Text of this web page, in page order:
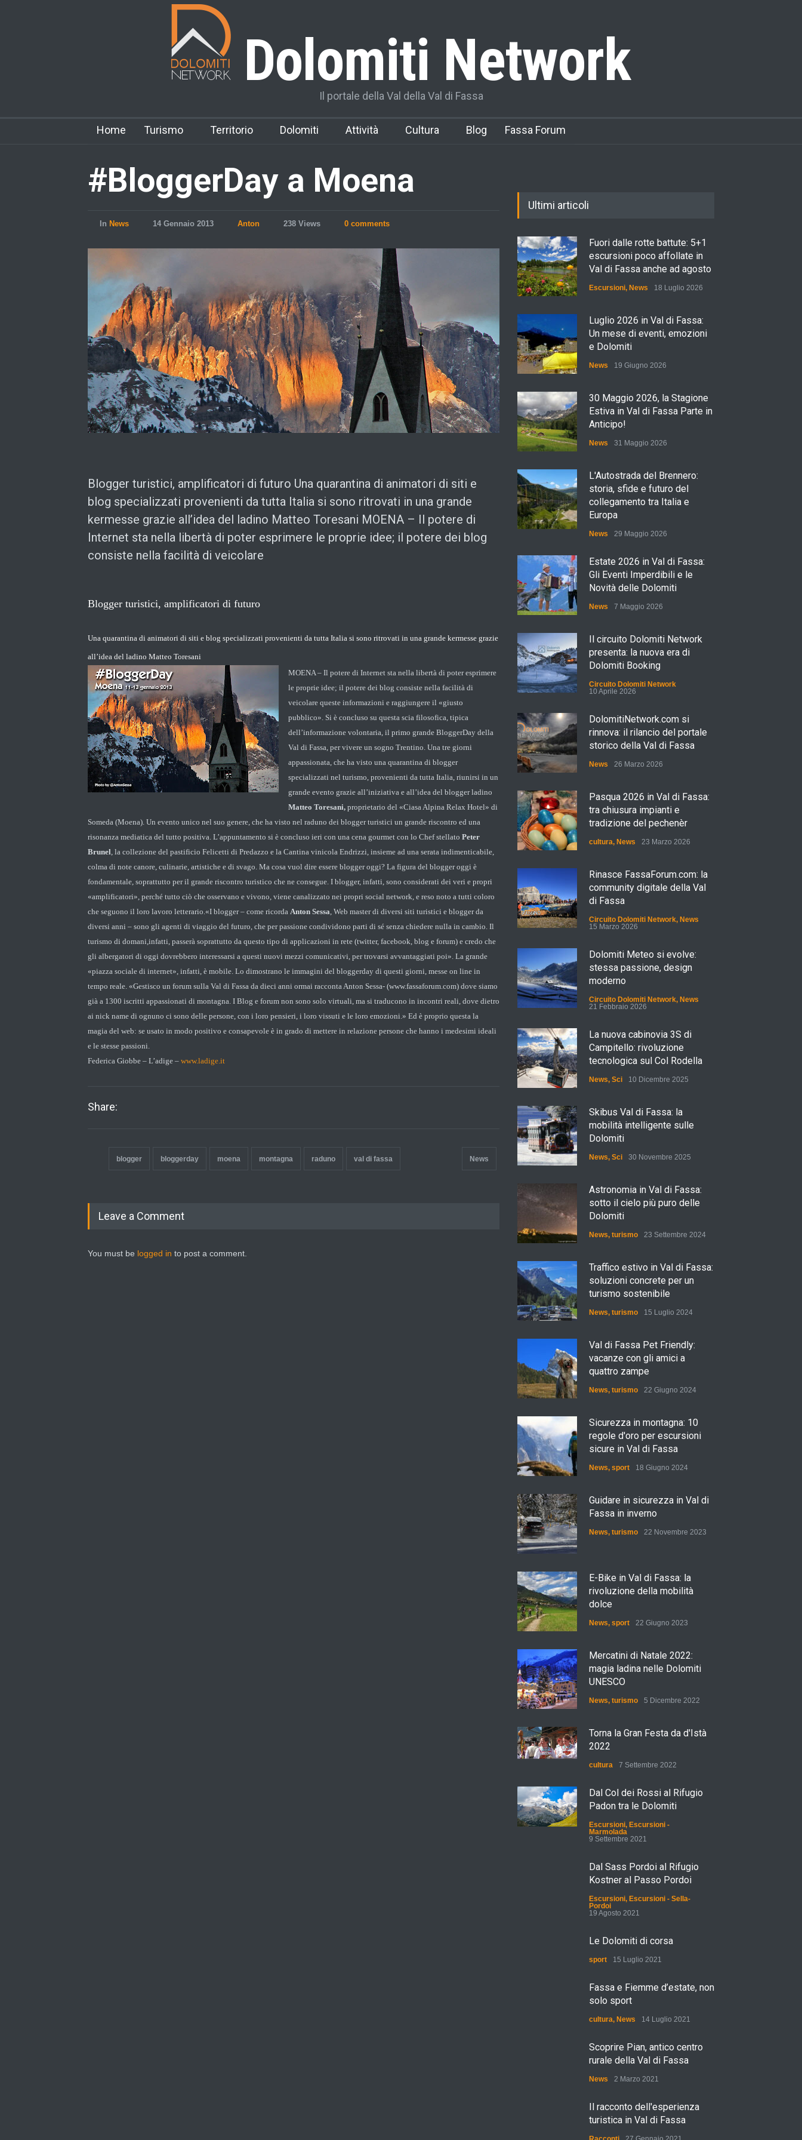
Dolomiti Network
Il portale della Val della Val di Fassa
Home Turismo Territorio Dolomiti Attività Cultura Blog Fassa Forum
#BloggerDay a Moena
In News 14 Gennaio 2013 Anton 238 Views 0 comments
Blogger turistici, amplificatori di futuro Una quarantina di animatori di siti e
blog specializzati provenienti da tutta Italia si sono ritrovati in una grande
kermesse grazie all’idea del ladino Matteo Toresani MOENA – Il potere di
Internet sta nella libertà di poter esprimere le proprie idee; il potere dei blog
consiste nella facilità di veicolare
Blogger turistici, amplificatori di futuro
Una quarantina di animatori di siti e blog specializzati provenienti da tutta Italia si sono ritrovati in una grande kermesse grazie
all’idea del ladino Matteo Toresani
MOENA – Il potere di Internet sta nella libertà di poter esprimere
le proprie idee; il potere dei blog consiste nella facilità di
veicolare queste informazioni e raggiungere il «giusto
pubblico». Si è concluso su questa scia filosofica, tipica
dell’informazione volontaria, il primo grande BloggerDay della
Val di Fassa, per vivere un sogno Trentino. Una tre giorni
appassionata, che ha visto una quarantina di blogger
specializzati nel turismo, provenienti da tutta Italia, riunirsi in un
grande evento grazie all’iniziativa e all’idea del blogger ladino
Matteo Toresani, proprietario del «Ciasa Alpina Relax Hotel» di
Someda (Moena). Un evento unico nel suo genere, che ha visto nel raduno dei blogger turistici un grande riscontro ed una
risonanza mediatica del tutto positiva. L’appuntamento si è concluso ieri con una cena gourmet con lo Chef stellato Peter
Brunel , la collezione del pastificio Felicetti di Predazzo e la Cantina vinicola Endrizzi, insieme ad una serata indimenticabile,
colma di note canore, culinarie, artistiche e di svago. Ma cosa vuol dire essere blogger oggi? La figura del blogger oggi è
fondamentale, soprattutto per il grande riscontro turistico che ne consegue. I blogger, infatti, sono considerati dei veri e propri
«amplificatori», perché tutto ciò che osservano e vivono, viene canalizzato nei propri social network, e reso noto a tutti coloro
che seguono il loro lavoro letterario.«I blogger – come ricorda Anton Sessa , Web master di diversi siti turistici e blogger da
diversi anni – sono gli agenti di viaggio del futuro, che per passione condividono parti di sé senza chiedere nulla in cambio. Il
turismo di domani,infatti, passerà soprattutto da questo tipo di applicazioni in rete (twitter, facebook, blog e forum) e credo che
gli albergatori di oggi dovrebbero interessarsi a questi nuovi mezzi comunicativi, per trovarsi avvantaggiati poi». La grande
«piazza sociale di internet», infatti, è mobile. Lo dimostrano le immagini del bloggerday di questi giorni, messe on line in
tempo reale. «Gestisco un forum sulla Val di Fassa da dieci anni ormai racconta Anton Sessa- (www.fassaforum.com) dove siamo
già a 1300 iscritti appassionati di montagna. I Blog e forum non sono solo virtuali, ma si traducono in incontri reali, dove dietro
ai nick name di ognuno ci sono delle persone, con i loro pensieri, i loro vissuti e le loro emozioni.» Ed è proprio questa la
magia del web: se usato in modo positivo e consapevole è in grado di mettere in relazione persone che hanno i medesimi ideali
e le stesse passioni.
Federica Giobbe – L’adige – www.ladige.it
Share:
blogger bloggerday moena montagna raduno val di fassa News
Leave a Comment
You must be logged in to post a comment.
Ultimi articoli
Fuori dalle rotte battute: 5+1
escursioni poco affollate in
Val di Fassa anche ad agosto
Escursioni, News 18 Luglio 2026
Luglio 2026 in Val di Fassa:
Un mese di eventi, emozioni
e Dolomiti
News 19 Giugno 2026
30 Maggio 2026, la Stagione
Estiva in Val di Fassa Parte in
Anticipo!
News 31 Maggio 2026
L'Autostrada del Brennero:
storia, sfide e futuro del
collegamento tra Italia e
Europa
News 29 Maggio 2026
Estate 2026 in Val di Fassa:
Gli Eventi Imperdibili e le
Novità delle Dolomiti
News 7 Maggio 2026
Il circuito Dolomiti Network
presenta: la nuova era di
Dolomiti Booking
Circuito Dolomiti Network
10 Aprile 2026
DolomitiNetwork.com si
rinnova: il rilancio del portale
storico della Val di Fassa
News 26 Marzo 2026
Pasqua 2026 in Val di Fassa:
tra chiusura impianti e
tradizione del pechenèr
cultura, News 23 Marzo 2026
Rinasce FassaForum.com: la
community digitale della Val
di Fassa
Circuito Dolomiti Network, News
15 Marzo 2026
Dolomiti Meteo si evolve:
stessa passione, design
moderno
Circuito Dolomiti Network, News
21 Febbraio 2026
La nuova cabinovia 3S di
Campitello: rivoluzione
tecnologica sul Col Rodella
News, Sci 10 Dicembre 2025
Skibus Val di Fassa: la
mobilità intelligente sulle
Dolomiti
News, Sci 30 Novembre 2025
Astronomia in Val di Fassa:
sotto il cielo più puro delle
Dolomiti
News, turismo 23 Settembre 2024
Traffico estivo in Val di Fassa:
soluzioni concrete per un
turismo sostenibile
News, turismo 15 Luglio 2024
Val di Fassa Pet Friendly:
vacanze con gli amici a
quattro zampe
News, turismo 22 Giugno 2024
Sicurezza in montagna: 10
regole d'oro per escursioni
sicure in Val di Fassa
News, sport 18 Giugno 2024
Guidare in sicurezza in Val di
Fassa in inverno
News, turismo 22 Novembre 2023
E-Bike in Val di Fassa: la
rivoluzione della mobilità
dolce
News, sport 22 Giugno 2023
Mercatini di Natale 2022:
magia ladina nelle Dolomiti
UNESCO
News, turismo 5 Dicembre 2022
Torna la Gran Festa da d'Istà
2022
cultura 7 Settembre 2022
Dal Col dei Rossi al Rifugio
Padon tra le Dolomiti
Escursioni, Escursioni -
Marmolada
9 Settembre 2021
Dal Sass Pordoi al Rifugio
Kostner al Passo Pordoi
Escursioni, Escursioni - Sella-
Pordoi
19 Agosto 2021
Le Dolomiti di corsa
sport 15 Luglio 2021
Fassa e Fiemme d’estate, non
solo sport
cultura, News 14 Luglio 2021
Scoprire Pian, antico centro
rurale della Val di Fassa
News 2 Marzo 2021
Il racconto dell'esperienza
turistica in Val di Fassa